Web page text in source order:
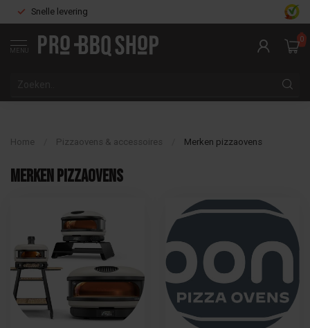
Snelle levering
MENU
0
Home Pizzaovens & accessoires Merken pizzaovens
Merken pizzaovens